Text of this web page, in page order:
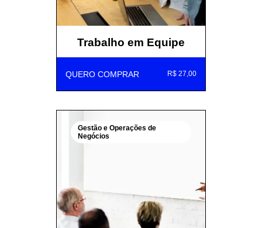
Trabalho em Equipe
QUERO COMPRAR R$ 27,00
Gestão e Operações de
Negócios